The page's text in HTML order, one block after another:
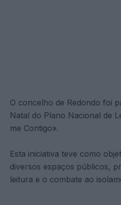
O concelho de Redondo foi
Natal do Plano Nacional de
me Contigo».
Esta iniciativa teve como
diversos espaços públicos,
leitura e o combate ao